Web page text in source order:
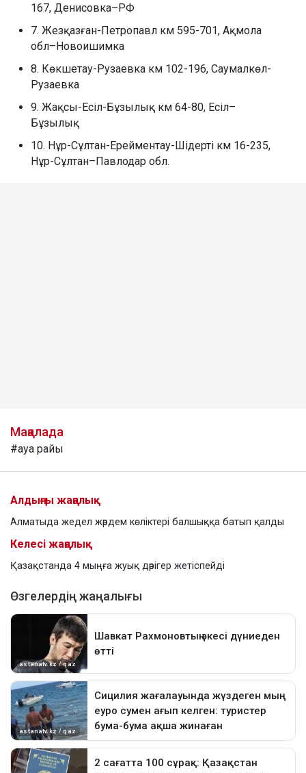
167, Денисовка–РФ
7. Жезқазған-Петропавл км 595-701, Ақмола
обл–Новоишимка
8. Көкшетау-Рузаевка км 102-196, Саумалкөл-
Рузаевка
9. Жақсы-Есіл-Бұзылық км 64-80, Есіл–
Бұзылық
10. Нұр-Сұлтан-Ерейментау-Шідерті км 16-235,
Нұр-Сұлтан–Павлодар обл.
Мақалада
#ауа райы
Алдыңғы жаңалық
Алматыда жедел жәрдем көліктері балшыққа батып қалды
Келесі жаңалық
Қазақстанда 4 мыңға жуық дәрігер жетіспейді